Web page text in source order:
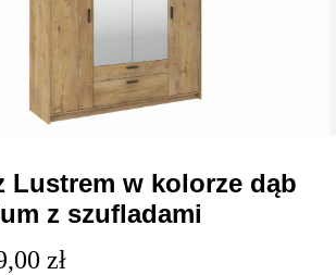
Lustrem w kolorze dąb
z szufladami
zł